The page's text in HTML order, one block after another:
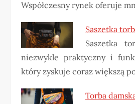
Współczesny rynek oferuje
Saszetka
Saszetka
niezwykle praktyczny i
który zyskuje coraz większą
Torba